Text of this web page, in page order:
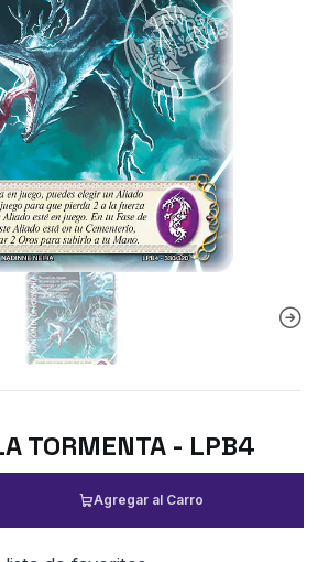
TORMENTA - LPB4
Agregar al Carro